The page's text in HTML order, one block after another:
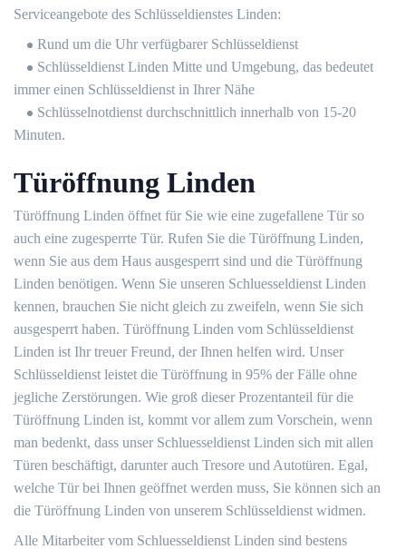
Serviceangebote des Schlüsseldienstes Linden:
Rund um die Uhr verfügbarer Schlüsseldienst
Schlüsseldienst Linden Mitte und Umgebung, das bedeutet
immer einen Schlüsseldienst in Ihrer Nähe
Schlüsselnotdienst durchschnittlich innerhalb von 15-20
Minuten.
Türöffnung Linden
Türöffnung Linden öffnet für Sie wie eine zugefallene Tür so
auch eine zugesperrte Tür. Rufen Sie die Türöffnung Linden,
wenn Sie aus dem Haus ausgesperrt sind und die Türöffnung
Linden benötigen. Wenn Sie unseren Schluesseldienst Linden
kennen, brauchen Sie nicht gleich zu zweifeln, wenn Sie sich
ausgesperrt haben. Türöffnung Linden vom Schlüsseldienst
Linden ist Ihr treuer Freund, der Ihnen helfen wird. Unser
Schlüsseldienst leistet die Türöffnung in 95% der Fälle ohne
jegliche Zerstörungen. Wie groß dieser Prozentanteil für die
Türöffnung Linden ist, kommt vor allem zum Vorschein, wenn
man bedenkt, dass unser Schluesseldienst Linden sich mit allen
Türen beschäftigt, darunter auch Tresore und Autotüren. Egal,
welche Tür bei Ihnen geöffnet werden muss, Sie können sich an
die Türöffnung Linden von unserem Schlüsseldienst widmen.
Alle Mitarbeiter vom Schluesseldienst Linden sind bestens